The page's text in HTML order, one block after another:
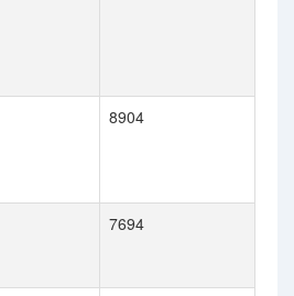
8904
7694